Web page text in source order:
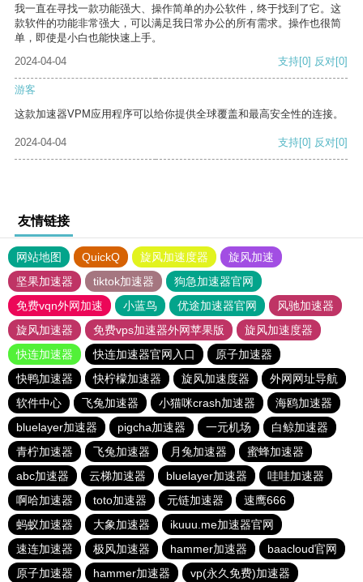
我一直在寻找一款功能强大、操作简单的办公软件，终于找到了它。这
款软件的功能非常强大，可以满足我日常办公的所有需求。操作也很简
单，即使是小白也能快速上手。
2024-04-04
支持[0] 反对[0]
游客
这款加速器VPM应用程序可以给你提供全球覆盖和最高安全性的连接。
2024-04-04 支持[0] 反对[0]
友情链接
网站地图 QuickQ 旋风加速度器
旋风加速
坚果加速器
tiktok加速器
狗急加速器官网
免费vqn外网加速
小蓝鸟 优途加速器官网
风驰加速器
旋风加速器
免费vps加速器外网苹果版
旋风加速度器
快连加速器
快连加速器官网入口
原子加速器
快鸭加速器
快柠檬加速器 旋风加速度器
外网网址导航
软件中心
飞兔加速器 小猫咪crash加速器
海鸥加速器
bluelayer加速器
pigcha加速器 一元机场
白鲸加速器
青柠加速器
飞兔加速器 月兔加速器
蜜蜂加速器
abc加速器
云梯加速器 bluelayer加速器
哇哇加速器
啊哈加速器
toto加速器 元链加速器
速鹰666
蚂蚁加速器
大象加速器
ikuuu.me加速器官网
速连加速器
极风加速器 hammer加速器
baacloud官网
原子加速器
hammer加速器 vp(永久免费)加速器